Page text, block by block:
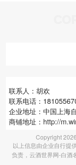
联系人：胡欢
联系电话：
企业地址：中国上海
商铺地址： http://
Copyright2026
以上信息由企业自行提
负责，云酒世界网-白酒